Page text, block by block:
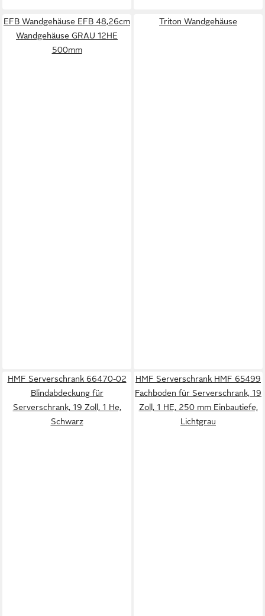
EFB Wandgehäuse EFB 48,26cm
Wandgehäuse GRAU 12HE
500mm
Triton Wandgehäuse
HMF Serverschrank 66470-02
Blindabdeckung für
Serverschrank, 19 Zoll, 1 He,
Schwarz
HMF Serverschrank HMF 65499
Fachboden für Serverschrank, 19
Zoll, 1 HE, 250 mm Einbautiefe,
Lichtgrau